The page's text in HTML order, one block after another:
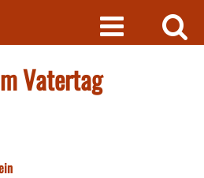
Vatertag